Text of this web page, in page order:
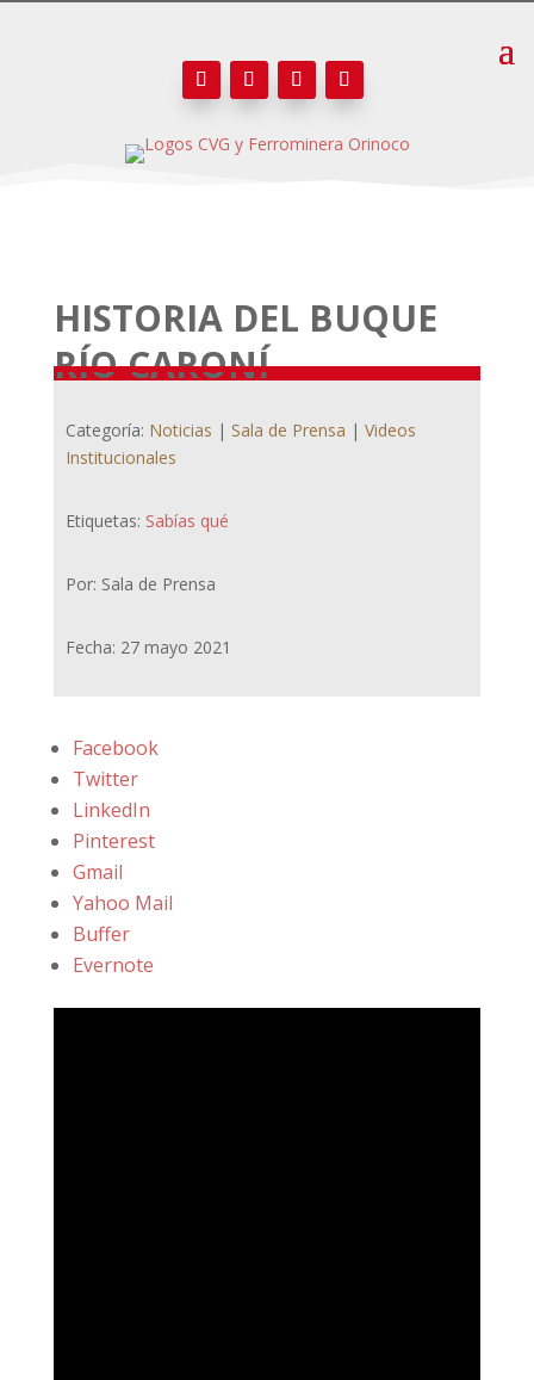
HISTORIA DEL BUQUE
RÍO CARONÍ
Categoría: Noticias | Sala de Prensa | Videos
Institucionales
Etiquetas: Sabías qué
Por: Sala de Prensa
Fecha: 27 mayo 2021
Facebook
Twitter
LinkedIn
Pinterest
Gmail
Yahoo Mail
Buffer
Evernote